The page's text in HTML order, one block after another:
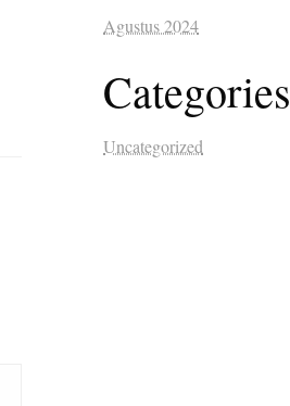
Agustus 2024
Categories
Uncategorized